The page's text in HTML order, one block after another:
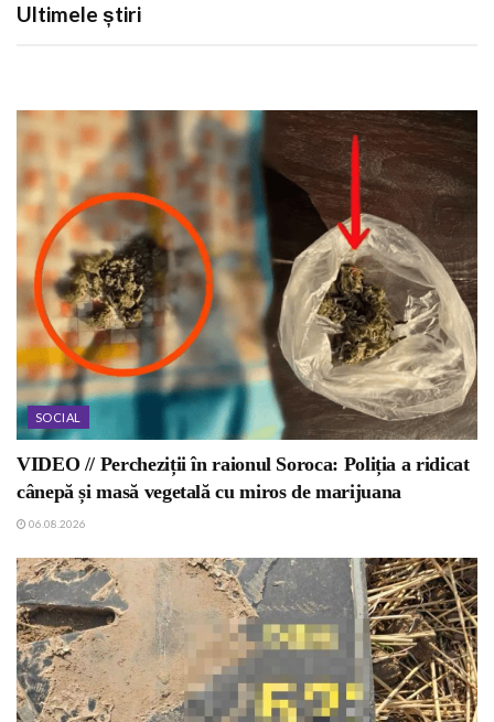
Ultimele știri
SOCIAL
VIDEO // Percheziții în raionul Soroca: Poliția a ridicat
cânepă și masă vegetală cu miros de marijuana
06.08.2026